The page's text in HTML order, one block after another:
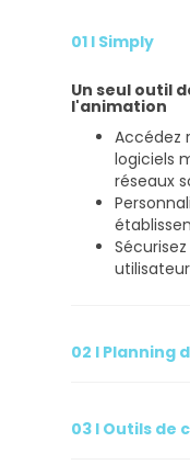
01 I Simply
Un seul outil
l'animation
Accédez
logiciels
réseaux
02 I Planning
03 I Outils de